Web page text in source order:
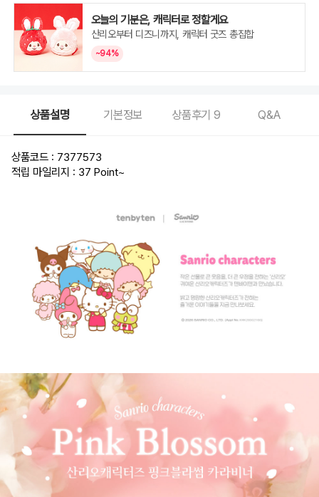
오늘의 기분은, 캐릭터로 정할게요
산리오부터 디즈니까지, 캐릭터 굿즈 총집합
~94%
상품설명 기본정보 상품후기9 Q&A
상품코드 : 7377573
적립 마일리지 : 37 Point~